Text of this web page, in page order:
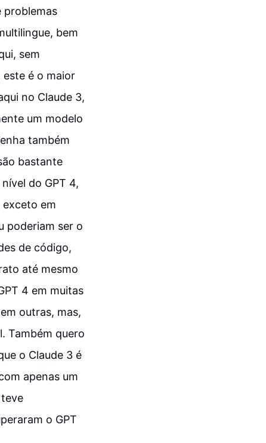
problemas
bem
sem
este é o maior
no Claude 3,
um modelo
também
bastante
do GPT 4,
em
poderiam ser o
de código,
até mesmo
4 em muitas
outras, mas,
Também quero
o Claude 3 é
apenas um
o GPT